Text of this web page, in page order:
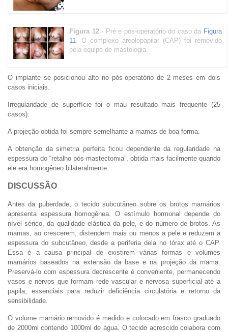
Figura 12 - Pré e pós-operatório do caso da Figura
11
. O complexo areolopapilar (CAP) foi removido
pela equipe de mastologia.
O implante se posicionou alto no pós-operatório de 2 meses em dois
casos iniciais.
Irregularidade de superfície foi o mau resultado mais frequente (25
casos).
A projeção obtida foi sempre semelhante a mamas de boa forma.
A obtenção da simetria perfeita ficou dependente da regularidade na
espessura do “retalho pós-mastectomia”, obtida mais facilmente quando
ele era homogêneo bilateralmente.
DISCUSSÃO
Antes da puberdade, o tecido subcutâneo sobre os brotos mamários
apresenta espessura homogênea. O estímulo hormonal depende do
nível sérico, da qualidade elástica da pele, e do número de brotos. As
mamas, ao crescerem, distendem mais ou menos a pele e reduzem a
espessura do subcutâneo, desde a periferia dela no tórax até o CAP.
Essa é a causa principal de existirem várias formas e volumes
mamários baseados na extensão da base e na projeção da mama.
Preservá-lo com espessura decrescente é conveniente, permanecendo
vasos e nervos que formam rede vascular e nervosa superficial até a
papila, essenciais para reduzir deficiência circulatória e retorno da
sensibilidade.
O volume mamário removido é medido e colocado em frasco graduado
de 2000ml contendo 1000ml de água. O tecido acrescido colabora com